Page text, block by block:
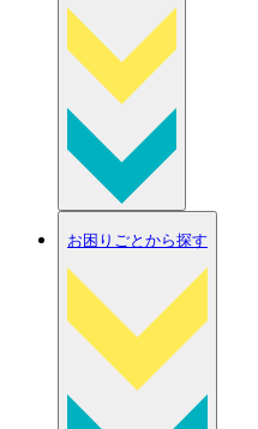
お困りごとから探す